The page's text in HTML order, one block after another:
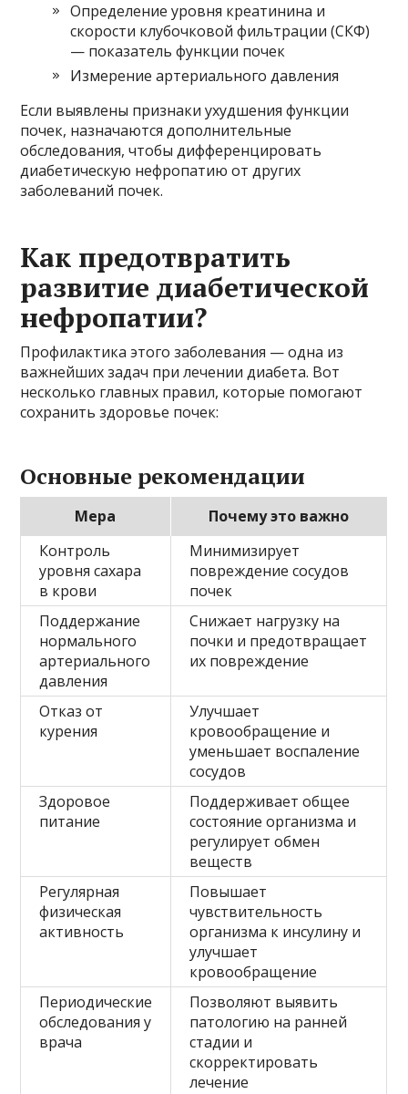
Определение уровня креатинина и
скорости клубочковой фильтрации (СКФ)
— показатель функции почек
Измерение артериального давления
Если выявлены признаки ухудшения функции
почек, назначаются дополнительные
обследования, чтобы дифференцировать
диабетическую нефропатию от других
заболеваний почек.
Как предотвратить
развитие диабетической
нефропатии?
Профилактика этого заболевания — одна из
важнейших задач при лечении диабета. Вот
несколько главных правил, которые помогают
сохранить здоровье почек:
Основные рекомендации
Мера
Почему это важно
Контроль
уровня сахара
в крови
Минимизирует
повреждение сосудов
почек
Поддержание
нормального
артериального
давления
Снижает нагрузку на
почки и предотвращает
их повреждение
Отказ от
курения
Улучшает
кровообращение и
уменьшает воспаление
сосудов
Здоровое
питание
Поддерживает общее
состояние организма и
регулирует обмен
веществ
Регулярная
физическая
активность
Повышает
чувствительность
организма к инсулину и
улучшает
кровообращение
Периодические
обследования у
врача
Позволяют выявить
патологию на ранней
стадии и
скорректировать
лечение